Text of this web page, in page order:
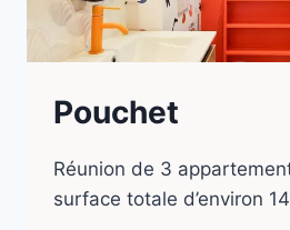
Pouchet
Réunion de 3
surface totale d’environ